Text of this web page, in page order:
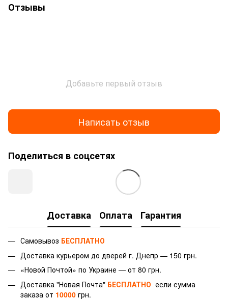
Отзывы
Добавьте первый отзыв
Написать отзыв
Поделиться в соцсетях
Доставка Оплата Гарантия
Самовывоз БЕСПЛАТНО
Доставка курьером до дверей г. Днепр — 150 грн.
«Новой Почтой» по Украине — от 80 грн.
Доставка "Новая Почта" БЕСПЛАТНО если сумма
заказа от 10000 грн.